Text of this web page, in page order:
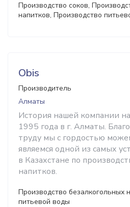
Производство соков,
напитков, Производство
Obis
Производитель
Алматы
История нашей компании
1995 года в г. Алматы.
труду мы с гордостью
являемся одной из самых
в Казахстане по
напитков.
Производство безалкогольных
питьевой воды